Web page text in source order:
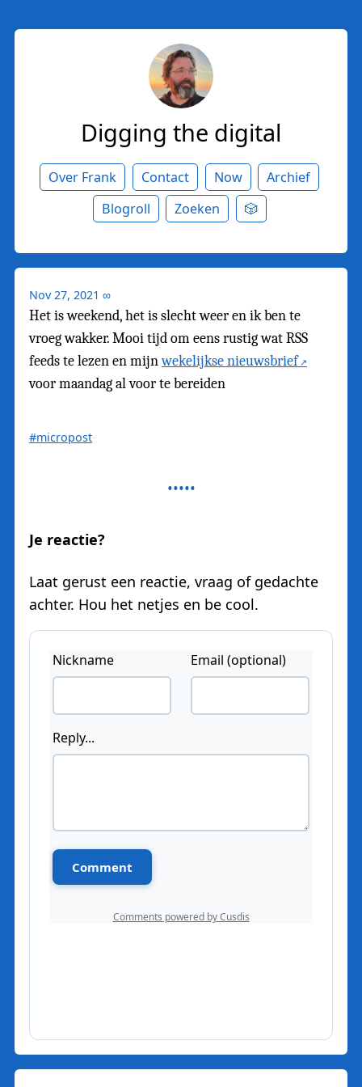
Digging the digital
Over Frank Contact Now
Archief
Blogroll
Zoeken 🎲
Nov 27, 2021 ∞
Het is weekend, het is slecht weer en ik ben te
vroeg wakker. Mooi tijd om eens rustig wat RSS
feeds te lezen en mijnwekelijkse nieuwsbrief
voor maandag al voor te bereiden
#micropost
Je reactie?
Laat gerust een reactie, vraag of gedachte
achter. Hou het netjes en be cool.